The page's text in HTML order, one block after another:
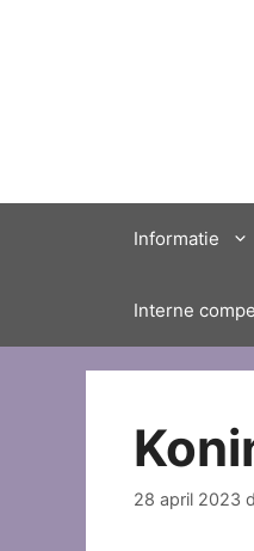
Informatie
Interne
28 april 2023